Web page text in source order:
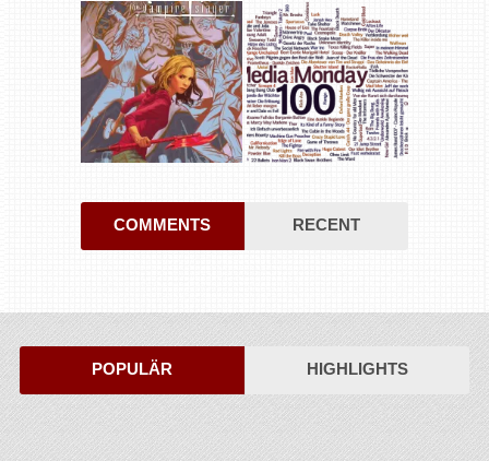
COMMENTS RECENT
POPULÄR HIGHLIGHTS